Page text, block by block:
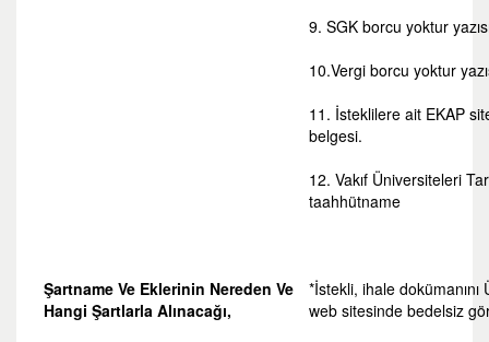
9. SGK borcu yoktur
10.Vergi borcu yoktur
11. İsteklilere ait EKAP
belgesi.
12. Vakıf Üniversiteleri
taahhütname
Şartname Ve Eklerinin Nereden Ve
Hangi Şartlarla Alınacağı,
*İstekli, ihale dokümanını
web sitesinde bedelsiz